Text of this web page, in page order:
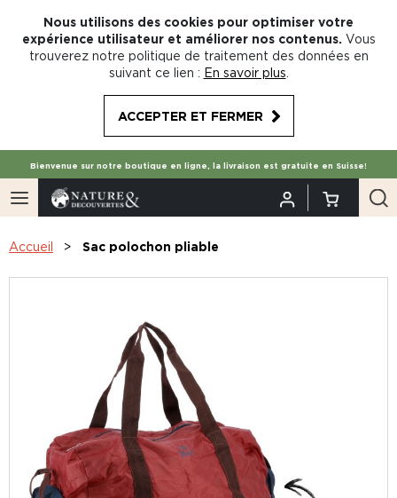
Nous utilisons des cookies pour optimiser votre
expérience utilisateur et améliorer nos contenus. Vous
trouverez notre politique de traitement des données en
suivant ce lien : En savoir plus
ACCEPTER ET FERMER
Bienvenue sur notre boutique en ligne, la livraison est gratuite en Suisse!
Accueil Sac polochon pliable